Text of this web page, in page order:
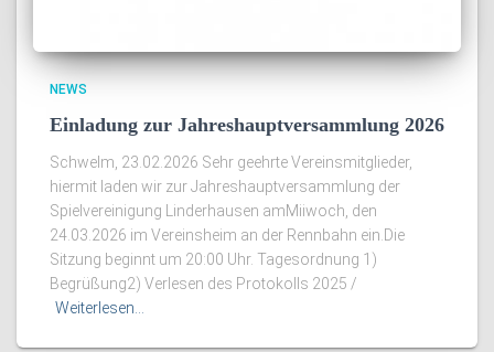
NEWS
Einladung zur Jahreshauptversammlung 2026
Schwelm, 23.02.2026 Sehr geehrte Vereinsmitglieder,
hiermit laden wir zur Jahreshauptversammlung der
Spielvereinigung Linderhausen amMiiwoch, den
24.03.2026 im Vereinsheim an der Rennbahn ein.Die
Sitzung beginnt um 20:00 Uhr. Tagesordnung 1)
Begrüßung2) Verlesen des Protokolls 2025 /
Weiterlesen…